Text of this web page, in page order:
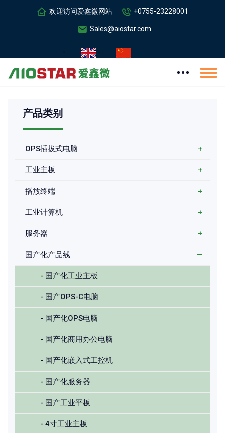
欢迎访问爱鑫微网站 +0755-23228001
Sales@aiostar.com
产品类别
OPS插拔式电脑 +
工业主板 +
播放终端 +
工业计算机 +
服务器 +
国产化产品线 —
- 国产化工业主板
- 国产OPS-C电脑
- 国产化OPS电脑
- 国产化商用办公电脑
- 国产化嵌入式工控机
- 国产化服务器
- 国产工业平板
- 4寸工业主板